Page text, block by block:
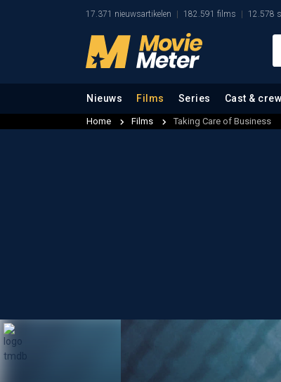
17.371 nieuwsartikelen 182.591 films 12.578
Nieuws Films Series Cast & crew
Home Films Taking Care of Business